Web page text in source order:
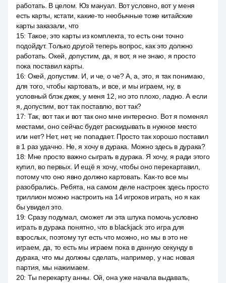
работать. В целом. Юз мануал. Вот условно, вот у меня
есть карты, кстати, какие-то необычные тоже китайские
карты заказали, что
15: Такое, это карты из комплекта, то есть они точно
подойдут. Только другой теперь вопрос, как это должно
работать. Окей, допустим, да, я вот, я не знаю, я просто
пока поставил карты.
16: Окей, допустим. И, и че, о че? А, а, это, я так понимаю,
для того, чтобы картовать, и все, и мы играем, ну, в
условный блэк джек, у меня 12, но это плохо, ладно. А если
я, допустим, вот так поставлю, вот так?
17: Так, вот так и вот так оно мне интересно. Вот я поменял
местами, оно сейчас будет раскидывать в нужное место
или нет? Нет, нет, не попадает. Просто так хорошо поставил
в 1 раз удачно. Не, я хочу в дурака. Можно здесь в дурака?
18: Мне просто важно сыграть в дурака. Я хочу, я ради этого
купил, во первых. И ещё я хочу, чтобы оно перекартавил,
потому что оно явно должно картовать. Как-то все мы
разобрались. Ребята, на самом деле настроек здесь просто
триллион можно настроить на 14 игроков играть, но я как
бы увидел это.
19: Сразу подумал, сможет ли эта штука помочь условно
играть в дурака понятно, что в blackjack это игра для
взрослых, поэтому тут есть что можно, но мы в это не
играем, да, то есть мы играем пока в данную секунду в
дурака, что мы должны сделать, например, у нас новая
партия, мы нажимаем.
20: Ты перекарту анны. Ой, она уже начала выдавать,